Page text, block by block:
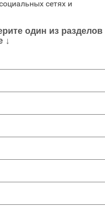
сетях и
один из разделов
↓